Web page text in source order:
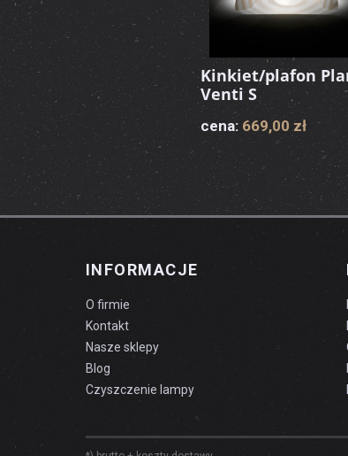
Kinkiet/plafon
Venti S
cena: 669,00 zł
INFORMACJE
O firmie
Kontakt
Nasze sklepy
Blog
Czyszczenie lampy